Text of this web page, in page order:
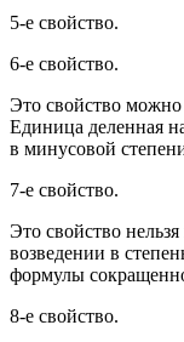
5-е свойство.
6-е свойство.
Это свойство
Единица деленная
в минусовой
7-е свойство.
Это свойство
возведении в
формулы
8-е свойство.